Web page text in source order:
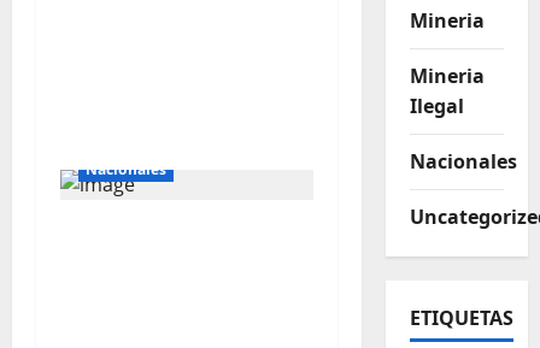
Nacionales
Mineria
Mineria
Ilegal
Nacionales
ETIQUETAS